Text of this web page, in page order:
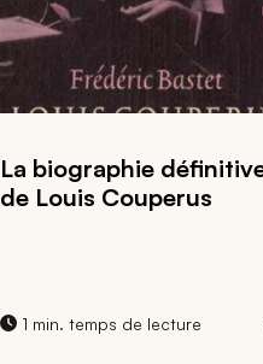
La biographie
de Louis Couperus
1 min. temps de lecture